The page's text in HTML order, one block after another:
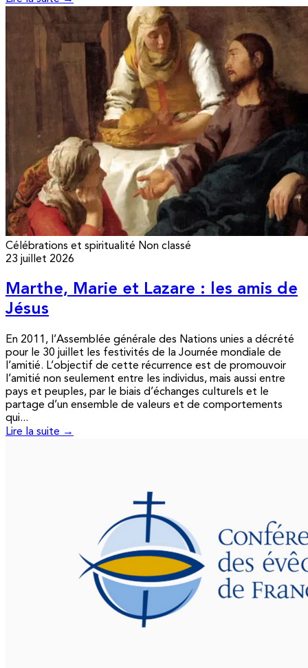
Célébrations et spiritualité Non classé
23 juillet 2026
Marthe, Marie et Lazare : les amis de
Jésus
En 2011, l’Assemblée générale des Nations unies a décrété
pour le 30 juillet les festivités de la Journée mondiale de
l’amitié. L’objectif de cette récurrence est de promouvoir
l’amitié non seulement entre les individus, mais aussi entre
pays et peuples, par le biais d’échanges culturels et le
partage d’un ensemble de valeurs et de comportements
qui...
Lire la suite →